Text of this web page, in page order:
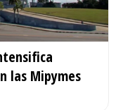
las Mipymes